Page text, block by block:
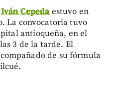
Iván Cepeda estuvo en
La convocatoria tuvo
antioqueña, en el
3 de la tarde. El
de su fórmula